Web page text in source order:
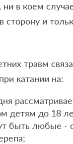
в коем
сторону и
травм
катании на:
детям до 18
быть любые -